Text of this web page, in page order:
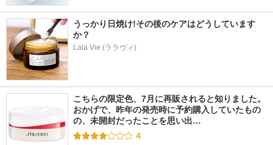
うっかり日焼け!その後のケアはどうしています
か？
Lala Vie (ララヴィ)
こちらの限定色、7月に再販されると知りました。
おかげで、昨年の発売時に予約購入していたもの
の、未開封だったことを思い出…
4